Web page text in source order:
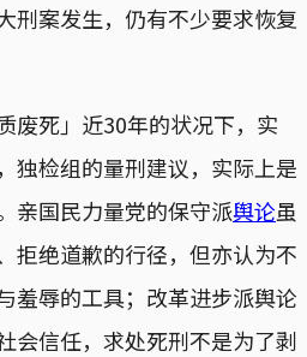
刑案发生，仍有不少要求恢复
废死」近30年的状况下，实
独检组的量刑建议，实际上是
亲国民力量党的保守派舆论虽
拒绝道歉的行径，但亦认为不
羞辱的工具；改革进步派舆论
会信任，求处死刑不是为了剥